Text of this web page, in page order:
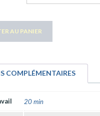
AU PANIER
COMPLÉMENTAIRES
20 min